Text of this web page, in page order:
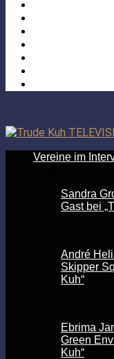
Vereine im
Sandra
Gast bei
André
Skipper
Kuh“
Ebrima
Green
Kuh“